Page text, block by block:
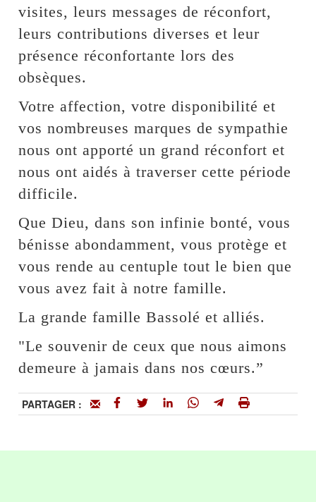
visites, leurs messages de réconfort,
leurs contributions diverses et leur
présence réconfortante lors des
obsèques.
Votre affection, votre disponibilité et
vos nombreuses marques de sympathie
nous ont apporté un grand réconfort et
nous ont aidés à traverser cette période
difficile.
Que Dieu, dans son infinie bonté, vous
bénisse abondamment, vous protège et
vous rende au centuple tout le bien que
vous avez fait à notre famille.
La grande famille Bassolé et alliés.
"Le souvenir de ceux que nous aimons
demeure à jamais dans nos cœurs.”
PARTAGER :